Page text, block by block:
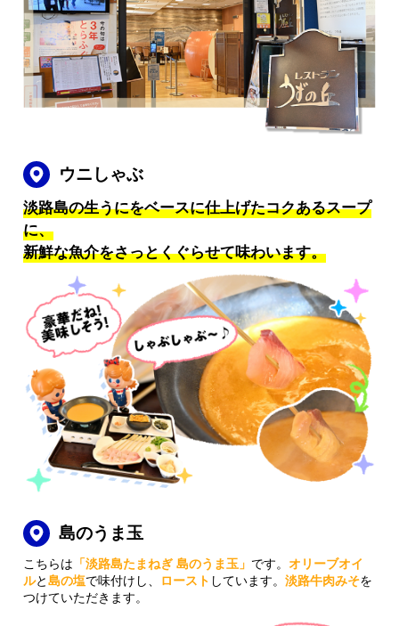
ウニしゃぶ
淡路島の生うにをベースに仕上げたコクあるスープ
に、
新鮮な魚介をさっとくぐらせて味わいます。
島のうま玉
こちらは 「淡路島たまねぎ 島のうま玉」 です。オリーブオイ
ルと島の塩で味付けし、 ロースト しています。淡路牛肉みそを
つけていただきます。